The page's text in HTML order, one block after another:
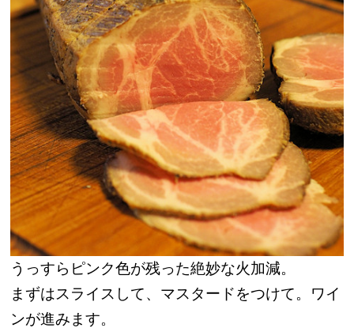
うっすらピンク色が残った絶妙な火加減。
まずはスライスして、マスタードをつけて。ワイ
ンが進みます。